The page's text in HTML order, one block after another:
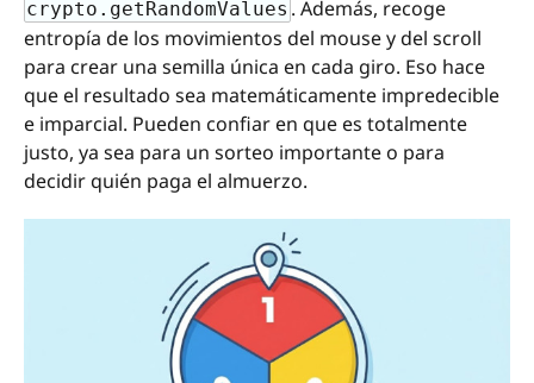
crypto.getRandomValues . Además, recoge
entropía de los movimientos del mouse y del scroll
para crear una semilla única en cada giro. Eso hace
que el resultado sea matemáticamente impredecible
e imparcial. Pueden confiar en que es totalmente
justo, ya sea para un sorteo importante o para
decidir quién paga el almuerzo.